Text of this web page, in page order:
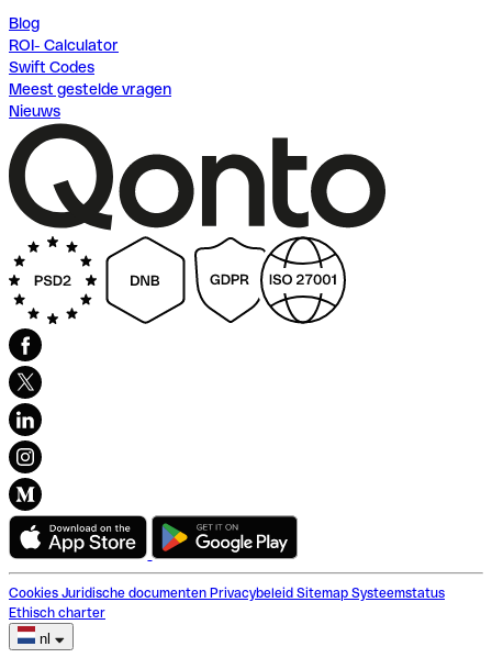
Blog
ROI- Calculator
Swift Codes
Meest gestelde vragen
Nieuws
Cookies Juridische documenten Privacybeleid Sitemap Systeemstatus
Ethisch charter
nl